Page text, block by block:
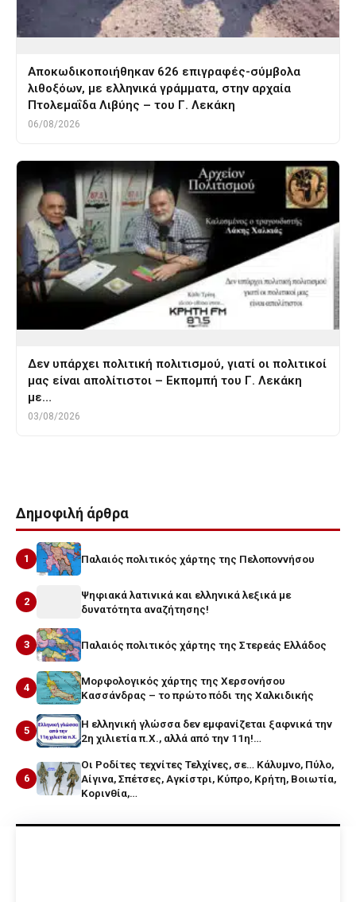
Αποκωδικοποιήθηκαν 626 επιγραφές-σύμβολα
λιθοξόων, με ελληνικά γράμματα, στην αρχαία
Πτολεμαΐδα Λιβύης – του Γ. Λεκάκη
06/08/2026
Δεν υπάρχει πολιτική πολιτισμού, γιατί οι πολιτικοί
μας είναι απολίτιστοι – Εκπομπή του Γ. Λεκάκη
με…
03/08/2026
Δημοφιλή άρθρα
1 Παλαιός πολιτικός χάρτης της Πελοποννήσου
2
Ψηφιακά λατινικά και ελληνικά λεξικά με
δυνατότητα αναζήτησης!
3 Παλαιός πολιτικός χάρτης της Στερεάς Ελλάδος
4
Μορφολογικός χάρτης της Χερσονήσου
Κασσάνδρας – το πρώτο πόδι της Χαλκιδικής
5
Η ελληνική γλώσσα δεν εμφανίζεται ξαφνικά την
2η χιλιετία π.Χ., αλλά από την 11η!…
6
Οι Ροδίτες τεχνίτες Τελχίνες, σε… Κάλυμνο, Πύλο,
Αίγινα, Σπέτσες, Αγκίστρι, Κύπρο, Κρήτη, Βοιωτία,
Κορινθία,…